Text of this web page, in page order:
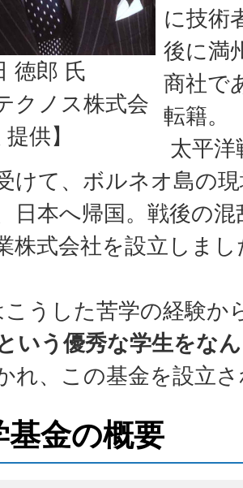
徳郎 氏
クノス株式会
供】
に技術
後に満
商社で
転籍。
太平洋
けて、ボルネオ島の
日本へ帰国。戦後の
株式会社を設立しまし
こうした苦学の経験か
いう優秀な学生をな
れ、この基金を設立
基金の概要